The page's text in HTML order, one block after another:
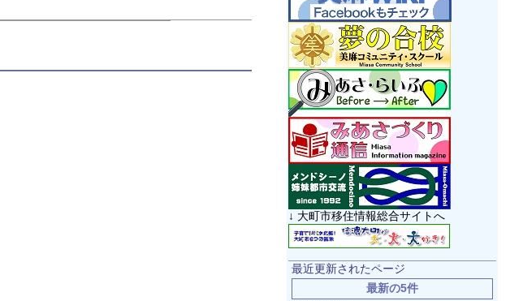
↓ 大町市移住情報総合サイトへ
最近更新されたページ
最新の5件